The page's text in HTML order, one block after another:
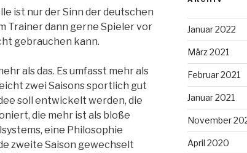
ist nur der Sinn der deutschen
Trainer dann gerne Spieler vor
gebrauchen kann.
als das. Es umfasst mehr als
zwei Saisons sportlich gut
soll entwickelt werden, die
die mehr ist als bloße
eine Philosophie
zweite Saison gewechselt
Januar 2022
März 2021
Februar 2021
Januar 2021
November
April 2020